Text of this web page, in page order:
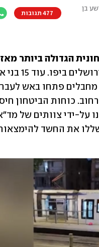
בן
477 תגובות
ביותר מאז 7 באוקטובר: